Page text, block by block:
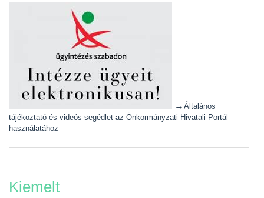
→ Általános
tájékoztató és videós segédlet az Önkormányzati Hivatali Portál
használatához
Kiemelt